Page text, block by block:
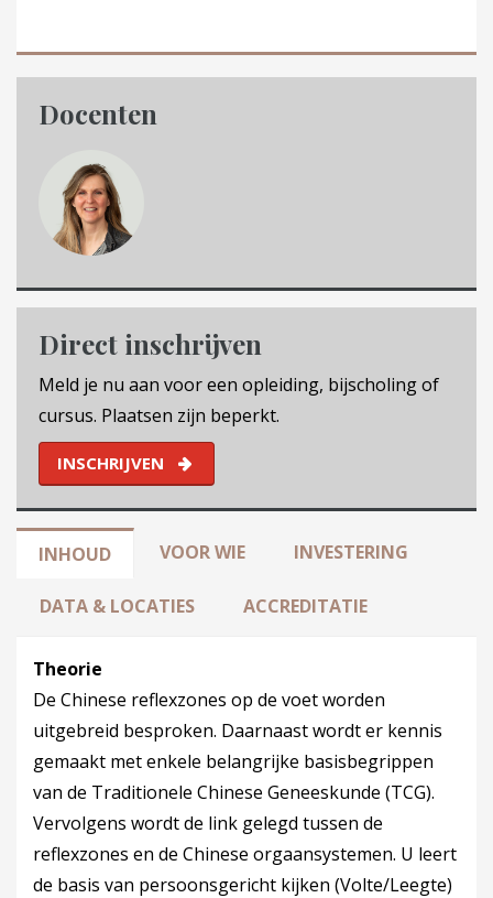
Docenten
Direct inschrijven
Meld je nu aan voor een opleiding, bijscholing of
cursus. Plaatsen zijn beperkt.
INSCHRIJVEN
INHOUD VOOR WIE INVESTERING
DATA & LOCATIES ACCREDITATIE
Theorie
De Chinese reflexzones op de voet worden
uitgebreid besproken. Daarnaast wordt er kennis
gemaakt met enkele belangrijke basisbegrippen
van de Traditionele Chinese Geneeskunde (TCG).
Vervolgens wordt de link gelegd tussen de
reflexzones en de Chinese orgaansystemen. U leert
de basis van persoonsgericht kijken (Volte/Leegte)